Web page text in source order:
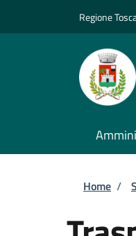
Regione
Home /